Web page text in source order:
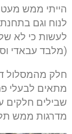
הייתי ממש
לנוח וגם
לעשות כי לא
(מלבד עבאדי
חלק מהמסלול
מתאים לבעלי
שבילים חלקים
מדרגות ממש